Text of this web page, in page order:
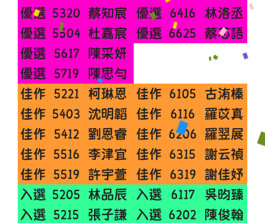
優選 5320 蔡知宸 優選 6416
林洛丞
優選 5504 杜嘉宸 優選 6625
蔡芯語
優選
5617
陳采妍
優選
5719
陳思勻
佳作
5221 柯琳恩 佳作 6105
古洧榛
佳作 5403 沈明韜 佳作 6116
羅苡真
佳作
5412 劉恩睿 佳作 6206
羅翌展
佳作 5516 李津宜 佳作 6315
謝云禎
佳作 5519 許宇萱 佳作 6319
謝佳妤
入選 5205 林品辰 入選 6117
吳昀臻
入選 5215 張子謙 入選 6202
陳俊翰